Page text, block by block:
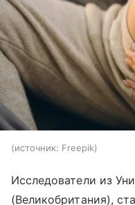
источник: Freepik
Исследователи из
(Великобритания),